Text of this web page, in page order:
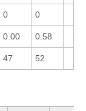
0 0
0.00 0.58
47 52